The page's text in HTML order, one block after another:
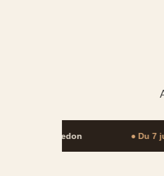
de Lisledon ● Du 7